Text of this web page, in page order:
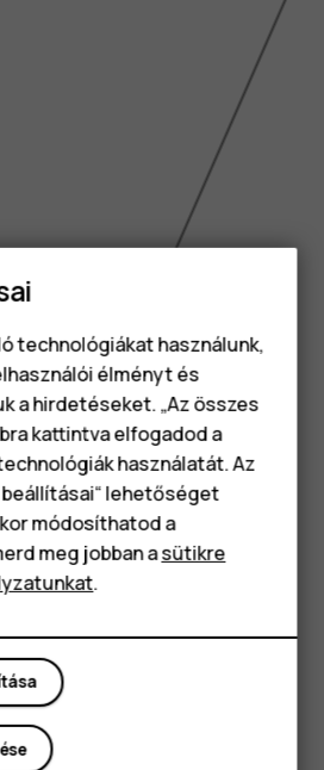
telefonok
6.56 inch
technológiákat használunk,
élményt és
a hirdetéseket. „Az összes
kattintva elfogadod a
használatát. Az
beállításai“ lehetőséget
módosíthatod a
meg jobban asütikre
.